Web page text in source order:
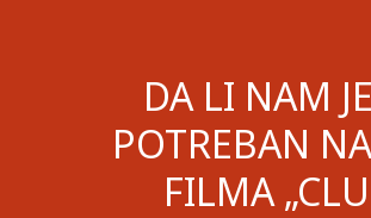
DA LI NAM
POTREBAN
FILMA